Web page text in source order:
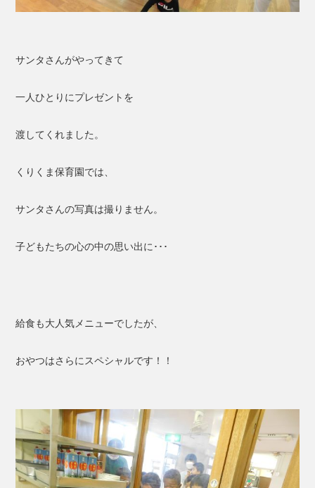
サンタさんがやってきて
一人ひとりにプレゼントを
渡してくれました。
くりくま保育園では、
サンタさんの写真は撮りません。
子どもたちの心の中の思い出に･･･
給食も大人気メニューでしたが、
おやつはさらにスペシャルです！！